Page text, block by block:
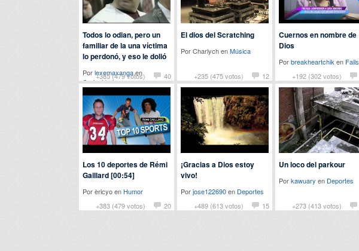
+385 (479 votos) 40
Todos lo odian, pero un
familiar de la una víctima
lo perdonó, y eso le dolió
Porlexemaxangaen
Curiosidades
+235 (475 votos) 12
El dios del Scratching
Por Charlych enMúsica
+192 (302 votos)
Cuernos en nombre de
Dios
Porbreakheartchik en Fails
+383 (479 votos) 20
Los 10 deportes de Rémi
Gaillard [00:54]
Por èricyo en Humor
+489 (613 votos)
15
¡Gracias a Dios estoy
vivo!
Porjose122690en Deportes
+273 (413 votos)
Un loco del parkour
Porkawuary en Deportes